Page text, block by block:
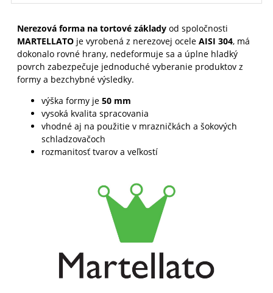
Nerezová forma na tortové základyod spoločnosti
MARTELLATO je vyrobená z nerezovej ocele AISI 304, má
dokonalo rovné hrany, nedeformuje sa a úplne hladký
povrch zabezpečuje jednoduché vyberanie produktov z
formy a bezchybné výsledky.
výška formy je50 mm
vysoká kvalita spracovania
vhodné aj na použitie v mrazničkách a šokových
schladzovačoch
rozmanitosť tvarov a veľkostí